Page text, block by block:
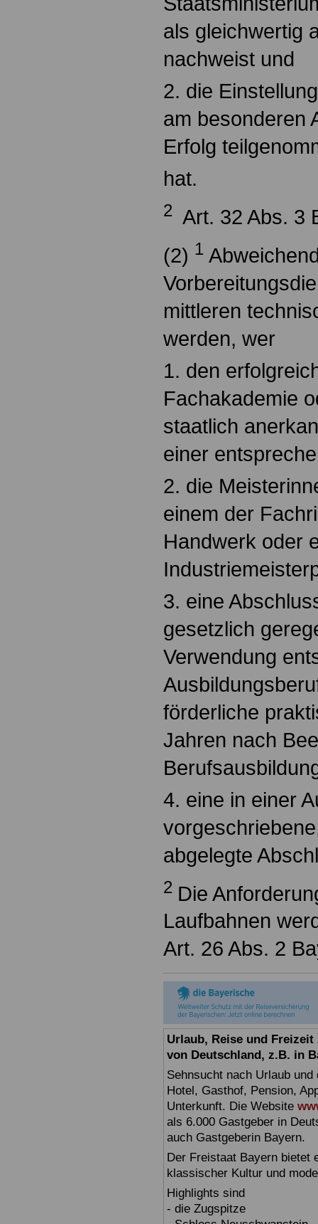
als gleichwertig
nachweist und
2. die
am besonderen
Erfolg
hat.
2 Art. 32 Abs. 3
(2) 1
mittleren
werden, wer
1. den
Fachakademie
staatlich
einer
2. die
einem der
Handwerk oder
3. eine
gesetzlich
Verwendung
förderliche
Jahren nach
4. eine in einer
abgelegte
2 Die
Laufbahnen
Art. 26 Abs. 2
Urlaub, Reise und
von Deutschland, z.B. in
Sehnsucht nach Urlaub
Hotel, Gasthof, Pension,
Unterkunft. Die Website
als 6.000 Gastgeber in
auch Gastgeberin Bayern.
Der Freistaat Bayern bietet
klassischer Kultur und
Highlights sind
- die Zugspitze